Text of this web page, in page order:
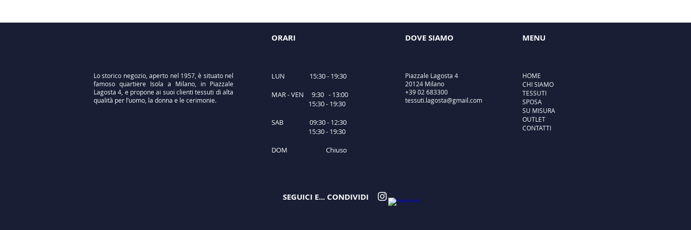
Lo storico negozio, aperto nel 1957, è situato nel
famoso quartiere Isola a Milano, in Piazzale
Lagosta 4, e propone ai suoi clienti tessuti di alta
qualità per l’uomo, la donna e le cerimonie.
ORARI
LUN 15:30 - 19:30
MAR - VEN 9:30 - 13:00
15:30 - 19:30
SAB 09:30 - 12:30
15:30 - 19:30
DOM Chiuso
DOVE SIAMO
Piazzale Lagosta 4
20124 Milano
+39 02 683300
tessuti.lagosta@gmail.com
MENU
HOME
CHI SIAMO
TESSUTI
SPOSA
SU MISURA
OUTLET
CONTATTI
SEGUICI E... CONDIVIDI